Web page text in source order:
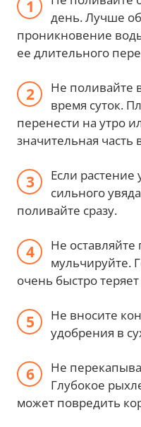
день. Лучше
проникновение
ее длительного
Не поливайте
время суток.
перенести на утро
значительная часть
Если растение
сильного
поливайте сразу.
Не
мульчируйте.
очень быстро теряет
Не вносите
удобрения в
Не
Глубокое
может повредить